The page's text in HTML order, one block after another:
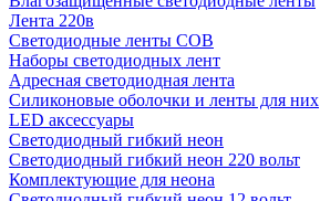
Лента 220в
Светодиодные ленты COB
Наборы светодиодных лент
Адресная светодиодная лента
Силиконовые оболочки и ленты для них
LED аксессуары
Светодиодный гибкий неон
Светодиодный гибкий неон 220 вольт
Комплектующие для неона